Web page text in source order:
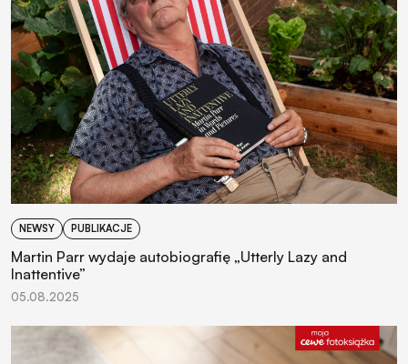
NEWSY PUBLIKACJE
Martin Parr wydaje autobiografię „Utterly Lazy and
Inattentive”
05.08.2025